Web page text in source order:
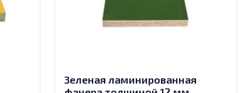
Зеленая ламинированная